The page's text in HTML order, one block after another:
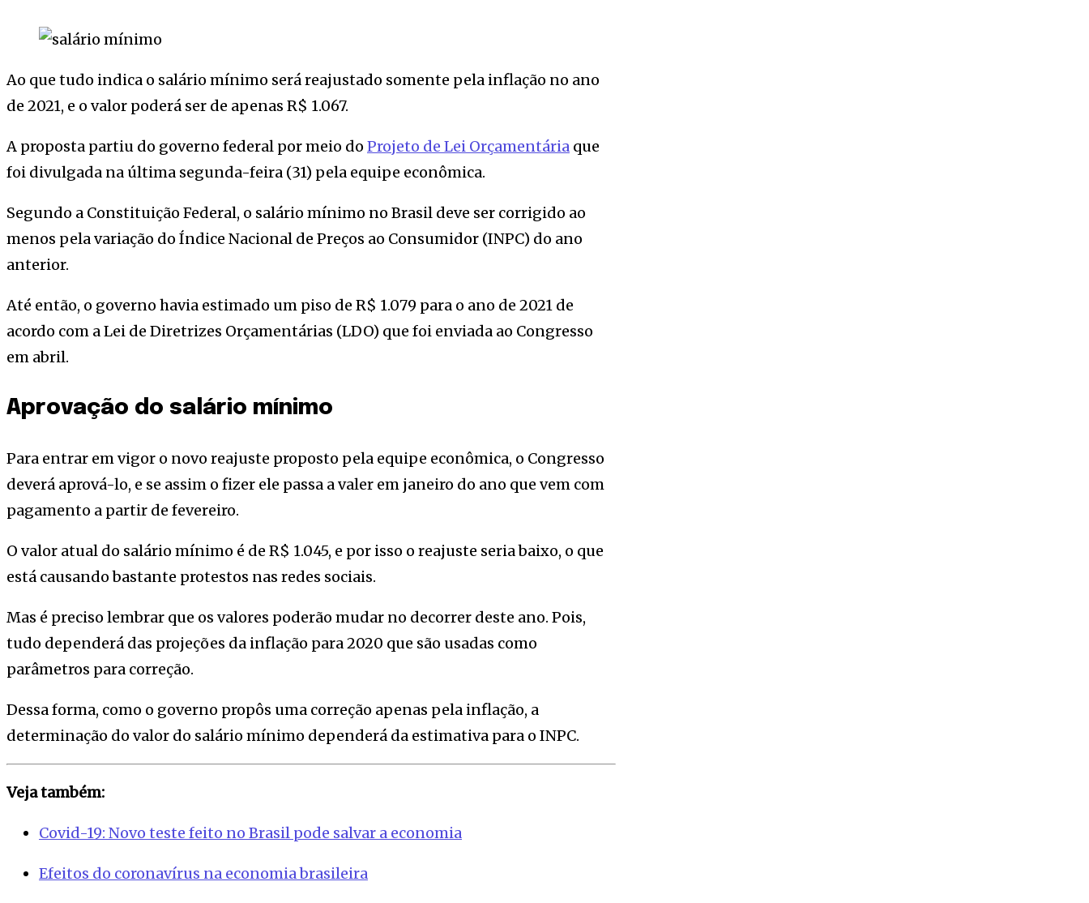
Ao que tudo indica o salário mínimo será reajustado somente pela inflação no ano
de 2021, e o valor poderá ser de apenas R$ 1.067.
A proposta partiu do governo federal por meio do Projeto de Lei Orçamentária que
foi divulgada na última segunda-feira (31) pela equipe econômica.
Segundo a Constituição Federal, o salário mínimo no Brasil deve ser corrigido ao
menos pela variação do Índice Nacional de Preços ao Consumidor (INPC) do ano
anterior.
Até então, o governo havia estimado um piso de R$ 1.079 para o ano de 2021 de
acordo com a Lei de Diretrizes Orçamentárias (LDO) que foi enviada ao Congresso
em abril.
Aprovação do salário mínimo
Para entrar em vigor o novo reajuste proposto pela equipe econômica, o Congresso
deverá aprová-lo, e se assim o fizer ele passa a valer em janeiro do ano que vem com
pagamento a partir de fevereiro.
O valor atual do salário mínimo é de R$ 1.045, e por isso o reajuste seria baixo, o que
está causando bastante protestos nas redes sociais.
Mas é preciso lembrar que os valores poderão mudar no decorrer deste ano. Pois,
tudo dependerá das projeções da inflação para 2020 que são usadas como
parâmetros para correção.
Dessa forma, como o governo propôs uma correção apenas pela inflação, a
determinação do valor do salário mínimo dependerá da estimativa para o INPC.
Veja também:
Covid-19: Novo teste feito no Brasil pode salvar a economia
Efeitos do coronavírus na economia brasileira